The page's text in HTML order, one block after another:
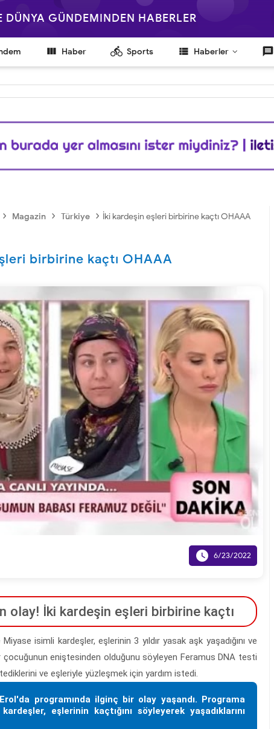
DÜNYA GÜNDEMINDEN HABERLER
 Haber directions_bike Sports view_list Haberler message
› Magazin › Türkiye › İki kardeşin eşleri birbirine kaçtı OHAAA
birbirine kaçtı OHAAA
 6/23/2022
olay! İki kardeşin eşleri birbirine kaçtı
isimli kardeşler, eşlerinin 3 yıldır yasak aşk yaşadığını ve
çocuğunun eniştesinden olduğunu söyleyen Feramus DNA testi
ve eşleriyle yüzleşmek için yardım istedi.
programında ilginç bir olay yaşandı. Programa
eşlerinin kaçtığını söyleyerek yaşadıklarını